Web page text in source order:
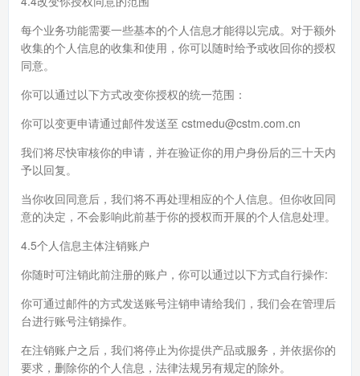
每个业务功能需要一些基本的个人信息才能得以完成。对于额外
收集的个人信息的收集和使用，你可以随时给予或收回你的授权
同意。
你可以通过以下方式改变你授权的统一范围：
你可以变更申请通过邮件发送至 cstmedu@cstm.com.cn
我们将尽快审核你的申请，并在验证你的用户身份后的三十天内
予以回复。
当你收回同意后，我们将不再处理相应的个人信息。但你收回同
意的决定，不会影响此前基于你的授权而开展的个人信息处理。
4.5个人信息主体注销账户
你随时可注销此前注册的账户，你可以通过以下方式自行操作:
你可通过邮件的方式发送账号注销申请给我们，我们会在管理后
台进行账号注销操作。
在注销账户之后，我们将停止为你提供产品或服务，并依据你的
要求，删除你的个人信息，法律法规另有规定的除外。